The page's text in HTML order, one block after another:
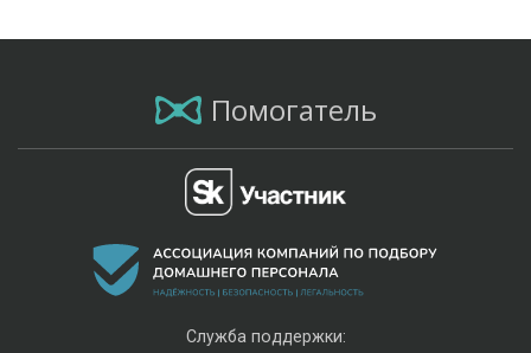
Помогатель
Служба поддержки: